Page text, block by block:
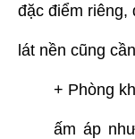
đặc điểm riêng,
lát nền cũng
+ Phòng
ấm áp